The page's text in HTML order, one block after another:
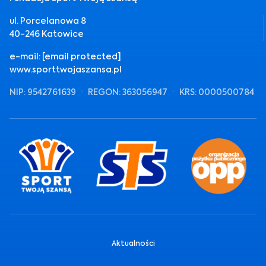
ul. Porcelanowa 8
40-246 Katowice
e-mail: [email protected]
www.sporttwojaszansa.pl
NIP: 9542761639
REGON: 363056947 KRS: 0000500784
Aktualności